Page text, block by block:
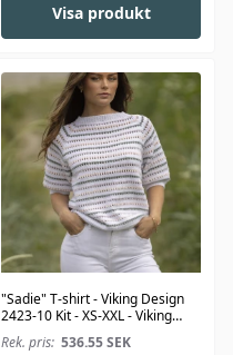
Visa produkt
"Sadie" T-shirt - Viking Design
2423-10 Kit - XS-XXL - Viking
Linus
Rek. pris: 536.55SEK